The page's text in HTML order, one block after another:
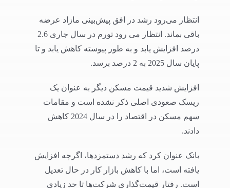
انتظار می‌رود رشد در افق پیش‌بینی مازاد عرضه
باقی بماند. انتظار می رود تورم در سال جاری 2.6
درصد افزایش یابد و به طور پیوسته کاهش یابد و تا
پایان سال 2025 به 2 درصد برسد.
افزایش شدید قیمت مسکن دیگر به عنوان یک
ریسک صعودی اصلی ذکر نشده است و مقامات
سهم مسکن در اقتصاد را در سال 2024 کاهش
دادند.
بانک عنوان کرد که رشد دستمزدها، اگرچه افزایش
یافته است، اما با کاهش بازار کار در حال تعدیل
است. رفتار قیمت‌گذاری شرکت‌ها تا حد زیادی